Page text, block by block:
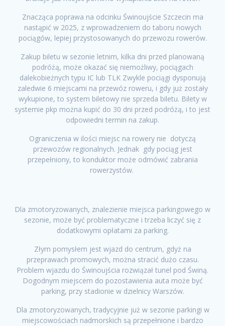
Znacząca poprawa na odcinku Świnoujście Szczecin ma
nastąpić w 2025, z wprowadzeniem do taboru nowych
pociągów, lepiej przystosowanych do przewozu rowerów.
Zakup biletu w sezonie letnim, kilka dni przed planowaną
podróżą, może okazać się niemożliwy, pociągach
dalekobieżnych typu IC lub TLK Zwykle pociągi dysponują
zaledwie 6 miejscami na przewóz roweru, i gdy już zostały
wykupione, to system biletowy nie sprzeda biletu. Bilety w
systemie pkp można kupić do 30 dni przed podróżą, i to jest
odpowiedni termin na zakup.
Ograniczenia w ilości miejsc na rowery nie dotyczą
przewozów regionalnych. Jednak gdy pociąg jest
przepełniony, to konduktor może odmówić zabrania
rowerzystów.
Dla zmotoryzowanych, znalezienie miejsca parkingowego w
sezonie, może być problematyczne i trzeba liczyć się z
dodatkowymi opłatami za parking.
Złym pomysłem jest wjazd do centrum, gdyż na
przeprawach promowych, można stracić dużo czasu.
Problem wjazdu do Świnoujścia rozwiązał tunel pod Świną.
Dogodnym miejscem do pozostawienia auta może być
parking, przy stadionie w dzielnicy Warszów.
Dla zmotoryzowanych, tradycyjnie już w sezonie parkingi w
miejscowościach nadmorskich są przepełnione i bardzo